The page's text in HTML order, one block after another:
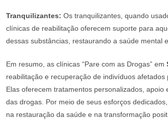
Tranquilizantes: Os tranquilizantes, quando
clínicas de reabilitação oferecem suporte para
dessas substâncias, restaurando a saúde mental
Em resumo, as clínicas “Pare com as Drogas” em
reabilitação e recuperação de indivíduos
Elas oferecem tratamentos personalizados,
das drogas. Por meio de seus esforços
na restauração da saúde e na transformação